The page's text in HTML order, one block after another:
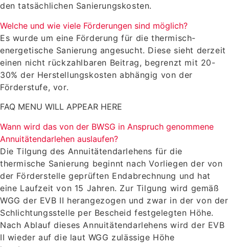
den tatsächlichen Sanierungskosten.
Welche und wie viele Förderungen sind möglich?
Es wurde um eine Förderung für die thermisch-
energetische Sanierung angesucht. Diese sieht derzeit
einen nicht rückzahlbaren Beitrag, begrenzt mit 20-
30% der Herstellungskosten abhängig von der
Förderstufe, vor.
FAQ MENU WILL APPEAR HERE
Wann wird das von der BWSG in Anspruch genommene
Annuitätendarlehen auslaufen?
Die Tilgung des Annuitätendarlehens für die
thermische Sanierung beginnt nach Vorliegen der von
der Förderstelle geprüften Endabrechnung und hat
eine Laufzeit von 15 Jahren. Zur Tilgung wird gemäß
WGG der EVB II herangezogen und zwar in der von der
Schlichtungsstelle per Bescheid festgelegten Höhe.
Nach Ablauf dieses Annuitätendarlehens wird der EVB
II wieder auf die laut WGG zulässige Höhe